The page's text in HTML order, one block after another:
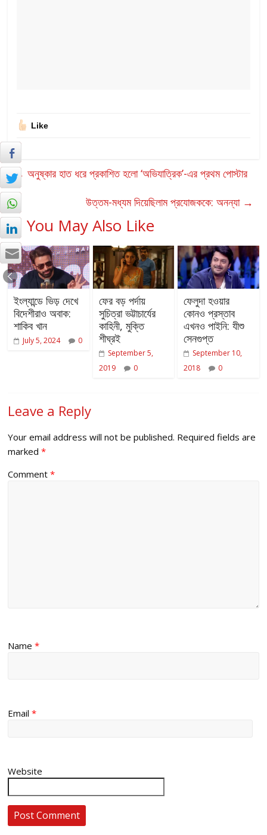
Like
← অনুষ্কার হাত ধরে প্রকাশিত হলো ‘অভিযাত্রিক’-এর প্রথম পোস্টার
উত্তম-মধ্যম দিয়েছিলাম প্রযোজককে: অনন্যা →
You May Also Like
ইংল্যান্ডে ভিড় দেখে
বিদেশীরাও অবাক:
শাকিব খান
July 5, 2024 0
ফের বড় পর্দায়
সুচিত্রা ভট্টাচার্যের
কাহিনী, মুক্তি
শীঘ্রই
September 5,
2019
0
ফেলুদা হওয়ার
কোনও প্রস্তাব
এখনও পাইনি: যীশু
সেনগুপ্ত
September 10,
2018
0
Leave a Reply
Your email address will not be published. Required fields are
marked*
Comment*
Name*
Email*
Website